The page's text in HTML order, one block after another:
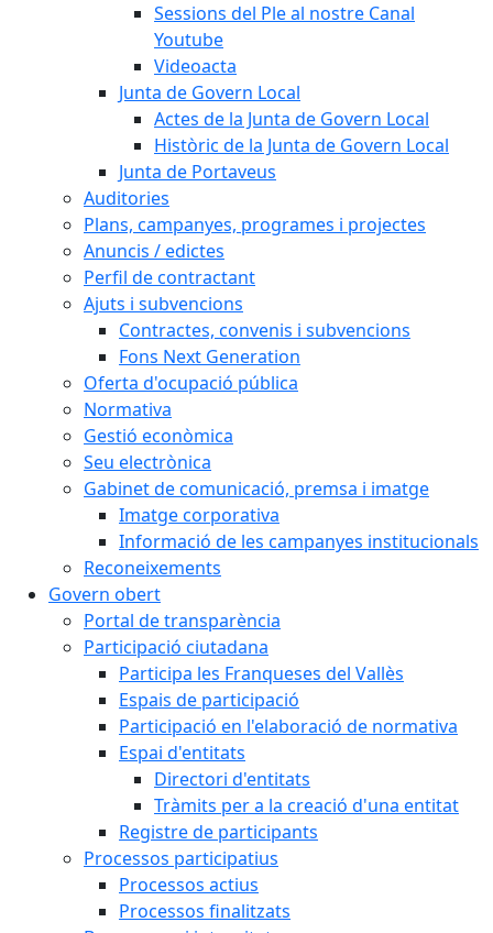
Sessions del Ple al nostre Canal
Youtube
Videoacta
Junta de Govern Local
Actes de la Junta de Govern Local
Històric de la Junta de Govern Local
Junta de Portaveus
Auditories
Plans, campanyes, programes i projectes
Anuncis / edictes
Perfil de contractant
Ajuts i subvencions
Contractes, convenis i subvencions
Fons Next Generation
Oferta d'ocupació pública
Normativa
Gestió econòmica
Seu electrònica
Gabinet de comunicació, premsa i imatge
Imatge corporativa
Informació de les campanyes institucionals
Reconeixements
Govern obert
Portal de transparència
Participació ciutadana
Participa les Franqueses del Vallès
Espais de participació
Participació en l'elaboració de normativa
Espai d'entitats
Directori d'entitats
Tràmits per a la creació d'una entitat
Registre de participants
Processos participatius
Processos actius
Processos finalitzats